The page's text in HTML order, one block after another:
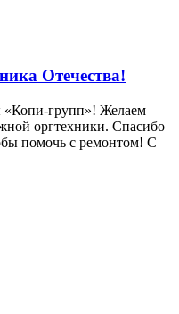
Отечества!
Желаем
оргтехники. Спасибо
помочь с ремонтом! С